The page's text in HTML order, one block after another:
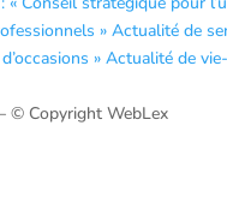
» Actualité de
» Actualité de
© Copyright WebLex